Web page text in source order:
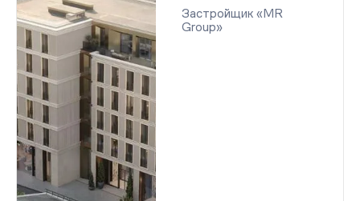
Застройщик «MR
Group»